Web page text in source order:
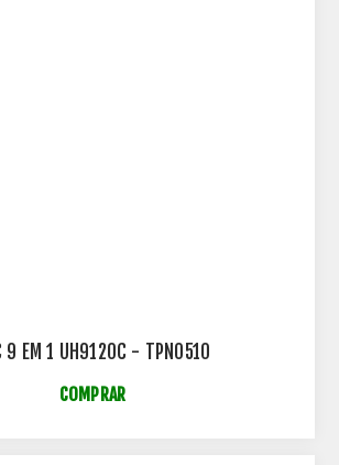
9 EM 1 UH9120C - TPN0510
COMPRAR